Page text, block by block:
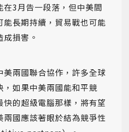
3月告一段落，但中美間
能長期持續，貿易戰也可能
損害。
兩國聯合協作，許多全球
如果中美兩國能和平競
的超級電腦那樣，將有望
兩國應該著眼於結為競爭性